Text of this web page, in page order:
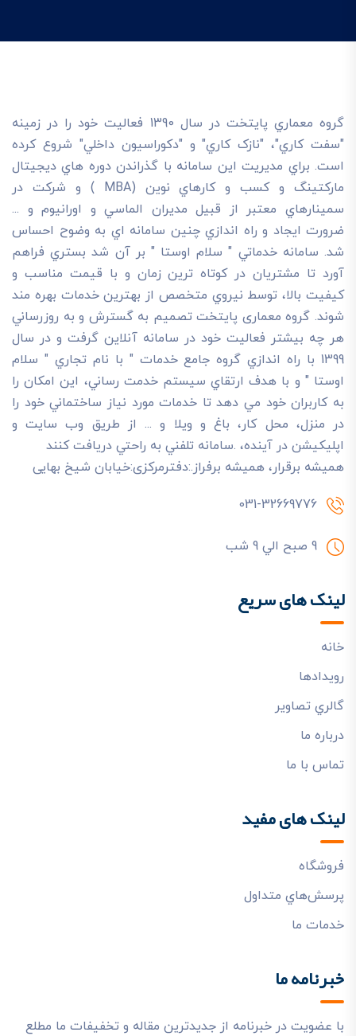
گروه معماري پايتخت در سال 1390 فعاليت خود را در زمينه
"سفت کاري"، "نازک کاري" و "دکوراسيون داخلي" شروع کرده
است. براي مديريت اين سامانه با گذراندن دوره هاي ديجيتال
مارکتينگ و کسب و کارهاي نوين (MBA ) و شرکت در
سمينارهاي معتبر از قبيل مديران الماسي و اورانيوم و ...
ضرورت ايجاد و راه اندازي چنين سامانه اي به وضوح احساس
شد. سامانه خدماتي " سلام اوستا " بر آن شد بستري فراهم
آورد تا مشتريان در کوتاه ترين زمان و با قيمت مناسب و
کيفيت بالا، توسط نيروي متخصص از بهترين خدمات بهره مند
شوند. گروه معماری پایتخت تصميم به گسترش و به روزرساني
هر چه بيشتر فعاليت خود در سامانه آنلاين گرفت و در سال
1399 با راه اندازي گروه جامع خدمات " با نام تجاري " سلام
اوستا " و با هدف ارتقاي سيستم خدمت رساني، اين امکان را
به کاربران خود مي دهد تا خدمات مورد نياز ساختماني خود را
در منزل، محل کار، باغ و ويلا و ... از طريق وب سايت و
اپليکيشن در آينده، .سامانه تلفني به راحتي دريافت کنند
هميشه برقرار، هميشه برفراز.:دفترمرکزی:خیابان شیخ بهایی
031-32669776
9 صبح الي 9 شب
لینک های سریع
خانه
رويدادها
گالري تصاوير
درباره ما
تماس با ما
لینک های مفید
فروشگاه
پرسش‌هاي متداول
خدمات ما
خبرنامه ما
با عضویت در خبرنامه از جدیدترین مقاله و تخفیفات ما مطلع